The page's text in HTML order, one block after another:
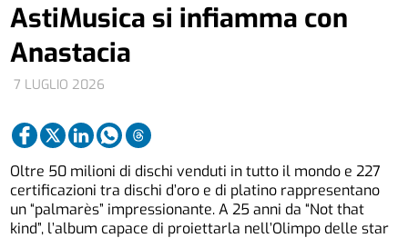
7 LUGLIO 2026
AstiMusica si infiamma con
Anastacia
Oltre 50 milioni di dischi venduti in tutto il mondo e 227
certificazioni tra dischi d’oro e di platino rappresentano
un “palmarès” impressionante. A 25 anni da “Not that
kind”, l’album capace di proiettarla nell’Olimpo delle star